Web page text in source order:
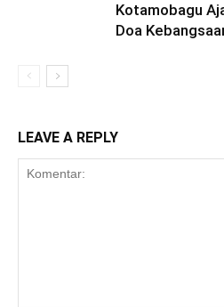
Kotamobagu
Doa
LEAVE A REPLY